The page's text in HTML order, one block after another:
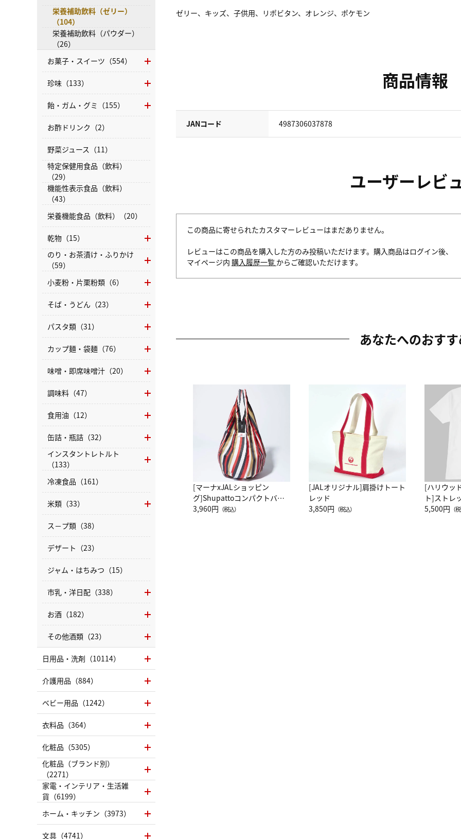
ゼリー、キッズ、子供用、リポビタン、オレンジ、ポケモン
商品情報
JANコード 4987306037878
ユーザーレビ
この商品に寄せられたカスタマーレビューはまだありません。
レビューはこの商品を購入した方のみ投稿いただけます。購入商品はログイン後、
マイページ内 購入履歴一覧 からご確認いただけます。
あなたへのおす
[マーナxJALショッピン
グ]Shupattoコンパクトバッ
グ Drop JAL客室乗務員
3,960円 （税込）
[JALオリジナル]肩掛けトート
レッド
3,850円 （税込）
[ハリウッ
ト]ストレ
ーネック
5,500円 （
栄養補助飲料（ゼリー）
（104）
栄養補助飲料（パウダー）
（26）
お菓子・スイーツ（554）
珍味（133）
飴・ガム・グミ（155）
お酢ドリンク（2）
野菜ジュース（11）
特定保健用食品（飲料）
（29）
機能性表示食品（飲料）
（43）
栄養機能食品（飲料）（20）
乾物（15）
のり・お茶漬け・ふりかけ
（59）
小麦粉・片栗粉類（6）
そば・うどん（23）
パスタ類（31）
カップ麺・袋麺（76）
味噌・即席味噌汁（20）
調味料（47）
食用油（12）
缶詰・瓶詰（32）
インスタントレトルト
（133）
冷凍食品（161）
米類（33）
ス－プ類（38）
デザート（23）
ジャム・はちみつ（15）
市乳・洋日配（338）
お酒（182）
その他酒類（23）
日用品・洗剤（10114）
介護用品（884）
ベビー用品（1242）
衣料品（364）
化粧品（5305）
化粧品（ブランド別）
（2271）
家電・インテリア・生活雑
貨（6199）
ホーム・キッチン（3973）
文具（4741）